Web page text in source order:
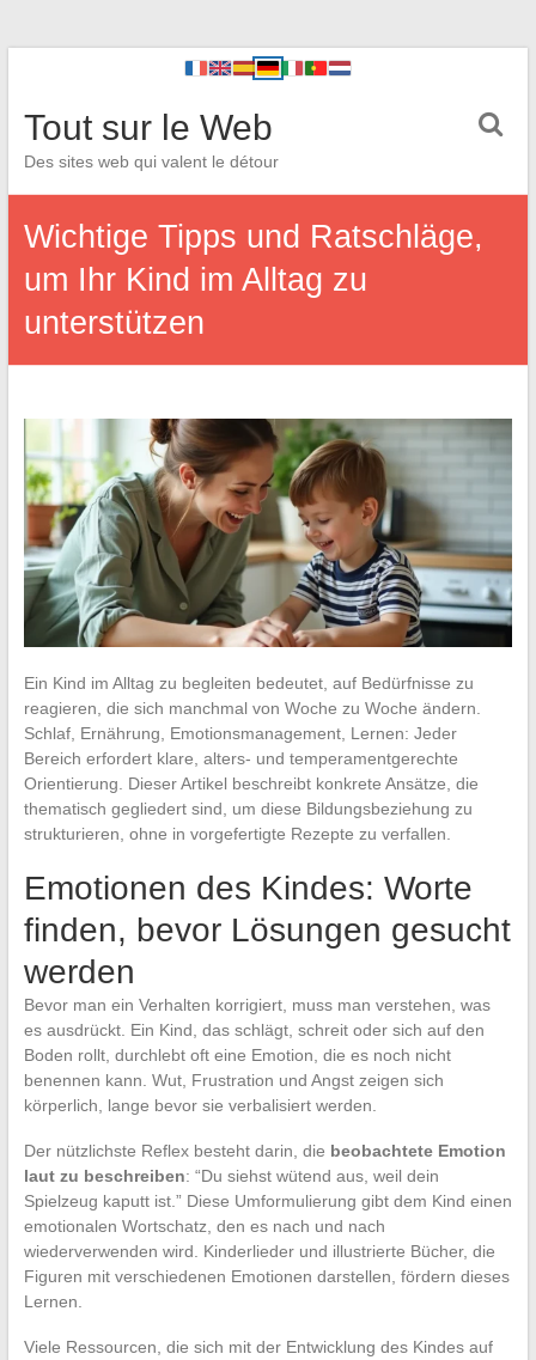
Tout sur le Web
Des sites web qui valent le détour
Wichtige Tipps und Ratschläge,
um Ihr Kind im Alltag zu
unterstützen
Ein Kind im Alltag zu begleiten bedeutet, auf Bedürfnisse zu
reagieren, die sich manchmal von Woche zu Woche ändern.
Schlaf, Ernährung, Emotionsmanagement, Lernen: Jeder
Bereich erfordert klare, alters- und temperamentgerechte
Orientierung. Dieser Artikel beschreibt konkrete Ansätze, die
thematisch gegliedert sind, um diese Bildungsbeziehung zu
strukturieren, ohne in vorgefertigte Rezepte zu verfallen.
Emotionen des Kindes: Worte
finden, bevor Lösungen gesucht
werden
Bevor man ein Verhalten korrigiert, muss man verstehen, was
es ausdrückt. Ein Kind, das schlägt, schreit oder sich auf den
Boden rollt, durchlebt oft eine Emotion, die es noch nicht
benennen kann. Wut, Frustration und Angst zeigen sich
körperlich, lange bevor sie verbalisiert werden.
Der nützlichste Reflex besteht darin, die beobachtete Emotion
laut zu beschreiben: “Du siehst wütend aus, weil dein
Spielzeug kaputt ist.” Diese Umformulierung gibt dem Kind einen
emotionalen Wortschatz, den es nach und nach
wiederverwenden wird. Kinderlieder und illustrierte Bücher, die
Figuren mit verschiedenen Emotionen darstellen, fördern dieses
Lernen.
Viele Ressourcen, die sich mit der Entwicklung des Kindes auf